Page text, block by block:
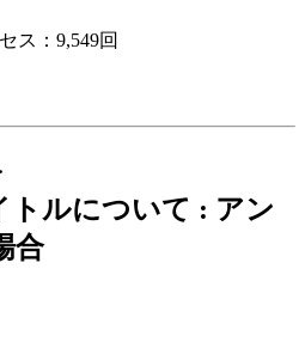
ス：9,549回
トルについて : アン
合